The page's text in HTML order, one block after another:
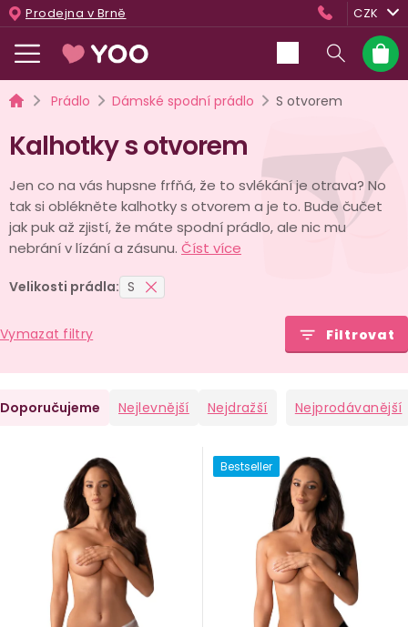
Přejít
na
obsah
Prodejna v Brně CZK
košík
DomůPrádlo Dámské spodní prádlo S otvorem
Kalhotky s otvorem
Jen co na vás hupsne frfňá, že to svlékání je otrava? No
tak si oblékněte kalhotky s otvorem a je to. Bude čučet
jak puk až zjistí, že máte spodní prádlo, ale nic mu
nebrání v lízání a zásunu. Číst více
Velikosti prádla: S
Vymazat filtry Filtrovat
Doporučujeme Nejlevnější Nejdražší Nejprodávanější
Bestseller